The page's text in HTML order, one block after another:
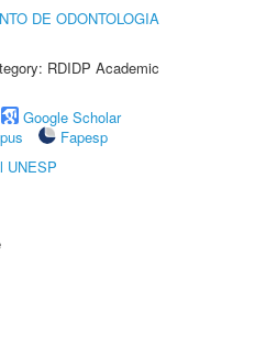
DE ODONTOLOGIA
RDIDP Academic
Google Scholar
Fapesp
UNESP